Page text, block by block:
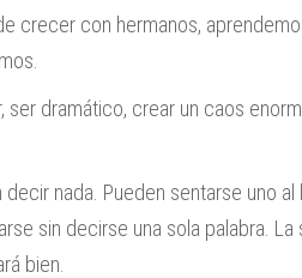
crecer con hermanos,
ser dramático, crear un caos
nada. Pueden sentarse uno
sin decirse una sola palabra.
bien.